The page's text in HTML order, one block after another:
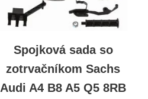
Spojková sada so
zotrvačníkom Sachs
Audi A4 B8 A5 Q5 8RB